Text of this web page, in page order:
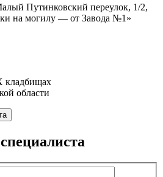
Путинковский переулок, 1/2,
на могилу — от Завода №1»
кладбищах
области